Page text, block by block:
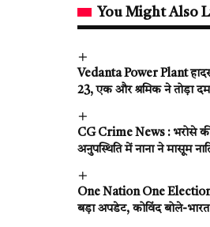
You Might Also
Vedanta Power Plant
23, एक और श्रमिक ने तोड़ा दम
CG Crime News : भरोसे
अनुपस्थिति में नाना ने मासूम
One Nation One
बड़ा अपडेट, कोविंद बोले-